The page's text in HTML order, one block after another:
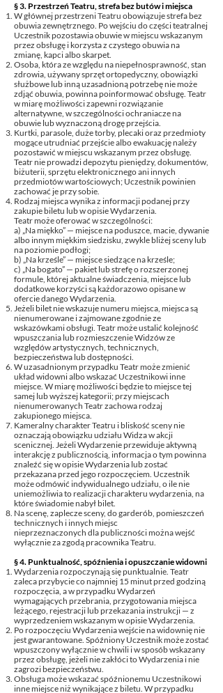
§ 3. Przestrzeń Teatru, strefa bez butów i miejsca
W głównej przestrzeni Teatru obowiązuje strefa bez
obuwia zewnętrznego. Po wejściu do części teatralnej
Uczestnik pozostawia obuwie w miejscu wskazanym
przez obsługę i korzysta z czystego obuwia na
zmianę, kapci albo skarpet.
Osoba, która ze względu na niepełnosprawność, stan
zdrowia, używany sprzęt ortopedyczny, obowiązki
służbowe lub inną uzasadnioną potrzebę nie może
zdjąć obuwia, powinna poinformować obsługę. Teatr
w miarę możliwości zapewni rozwiązanie
alternatywne, w szczególności ochraniacze na
obuwie lub wyznaczoną drogę przejścia.
Kurtki, parasole, duże torby, plecaki oraz przedmioty
mogące utrudniać przejście albo ewakuację należy
pozostawić w miejscu wskazanym przez obsługę.
Teatr nie prowadzi depozytu pieniędzy, dokumentów,
biżuterii, sprzętu elektronicznego ani innych
przedmiotów wartościowych; Uczestnik powinien
zachować je przy sobie.
Rodzaj miejsca wynika z informacji podanej przy
zakupie biletu lub w opisie Wydarzenia.
Teatr może oferować w szczególności:
a) „Na miękko” — miejsce na poduszce, macie, dywanie
albo innym miękkim siedzisku, zwykle bliżej sceny lub
na poziomie podłogi;
b) „Na krześle” — miejsce siedzące na krześle;
c) „Na bogato” — pakiet lub strefę o rozszerzonej
formule, której aktualne świadczenia, miejsce lub
dodatkowe korzyści są każdorazowo opisane w
ofercie danego Wydarzenia.
Jeżeli bilet nie wskazuje numeru miejsca, miejsca są
nienumerowane i zajmowane zgodnie ze
wskazówkami obsługi. Teatr może ustalić kolejność
wpuszczania lub rozmieszczenie Widzów ze
względów artystycznych, technicznych,
bezpieczeństwa lub dostępności.
W uzasadnionym przypadku Teatr może zmienić
układ widowni albo wskazać Uczestnikowi inne
miejsce. W miarę możliwości będzie to miejsce tej
samej lub wyższej kategorii; przy miejscach
nienumerowanych Teatr zachowa rodzaj
zakupionego miejsca.
Kameralny charakter Teatru i bliskość sceny nie
oznaczają obowiązku udziału Widza w akcji
scenicznej. Jeżeli Wydarzenie przewiduje aktywną
interakcję z publicznością, informacja o tym powinna
znaleźć się w opisie Wydarzenia lub zostać
przekazana przed jego rozpoczęciem. Uczestnik
może odmówić indywidualnego udziału, o ile nie
uniemożliwia to realizacji charakteru wydarzenia, na
które świadomie nabył bilet.
Na scenę, zaplecze sceny, do garderób, pomieszczeń
technicznych i innych miejsc
nieprzeznaczonych dla publiczności można wejść
wyłącznie za zgodą pracownika Teatru.
§ 4. Punktualność, spóźnienia i opuszczanie widowni
Wydarzenia rozpoczynają się punktualnie. Teatr
zaleca przybycie co najmniej 15 minut przed godziną
rozpoczęcia, a w przypadku Wydarzeń
wymagających przebrania, przygotowania miejsca
leżącego, rejestracji lub przekazania instrukcji — z
wyprzedzeniem wskazanym w opisie Wydarzenia.
Po rozpoczęciu Wydarzenia wejście na widownię nie
jest gwarantowane. Spóźniony Uczestnik może zostać
wpuszczony wyłącznie w chwili i w sposób wskazany
przez obsługę, jeżeli nie zakłóci to Wydarzenia i nie
zagrozi bezpieczeństwu.
Obsługa może wskazać spóźnionemu Uczestnikowi
inne miejsce niż wynikające z biletu. W przypadku